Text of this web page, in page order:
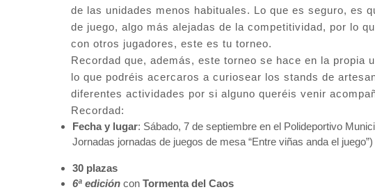
de las unidades menos habituales. Lo que es seguro, es
de juego, algo más alejadas de la competitividad, por lo
con otros jugadores, este es tu torneo.
Recordad que, además, este torneo se hace en la propia
lo que podréis acercaros a curiosear los stands de
diferentes actividades por si alguno queréis venir
Recordad:
Fecha y lugar: Sábado, 7 de septiembre en el Polideportivo
Jornadas jornadas de juegos de mesa “Entre viñas anda el juego”)
30 plazas
6ª edición con Tormenta del Caos